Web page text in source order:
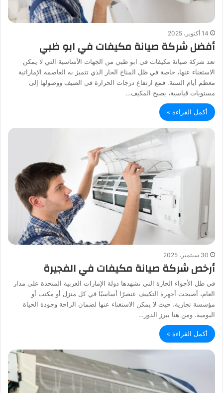
14 أكتوبر، 2025
أفضل شركة صيانة مكيفات في ابو ظبي
تعد شركة صيانة مكيفات في ابو ظبي من الجهات الأساسية التي لا يمكن
الاستغناء عنها، خاصة في ظل المناخ الحار الذي تتميز به العاصمة الإماراتية
معظم أيام السنة. فمع ارتفاع درجات الحرارة في الصيف ووصولها إلى
مستويات قياسية، يصبح المكيف…
أكمل القراءة »
30 سبتمبر، 2025
أرخص شركة صيانة مكيفات في الفجيرة
في ظل الأجواء الحارة التي تشهدها دولة الإمارات العربية المتحدة على مدار
العام، أصبحت أجهزة التكييف عنصرًا أساسيًا في كل منزل أو مكتب أو
مؤسسة تجارية، حيث لا يمكن الاستغناء عنها لضمان الراحة وجودة الحياة
اليومية. ومن هنا يبرز الدور…
أكمل القراءة »